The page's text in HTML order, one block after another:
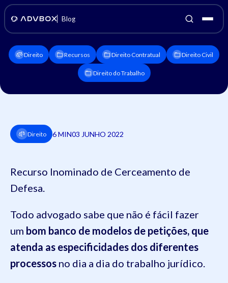
Blog
Direito Recursos Direito Contratual Direito Civil
Direito do Trabalho
Direito 6 MIN03 JUNHO 2022
Recurso Inominado de Cerceamento de
Defesa.
Todo advogado sabe que não é fácil fazer
um bom banco de modelos de petições, que
atenda as especificidades dos diferentes
processos no dia a dia do trabalho jurídico.